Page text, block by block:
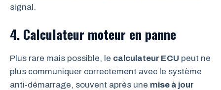
signal.
4. Calculateur moteur en panne
Plus rare mais possible, le calculateur ECU peut ne
plus communiquer correctement avec le système
anti-démarrage, souvent après une mise à jour